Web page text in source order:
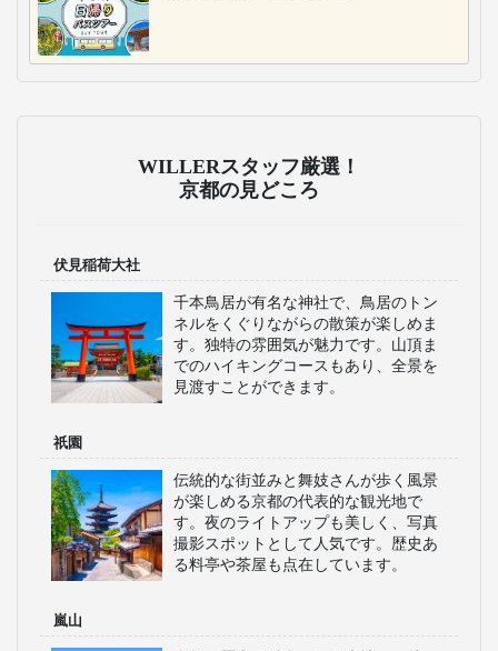
WILLERスタッフ厳選！
京都の見どころ
伏見稲荷大社
千本鳥居が有名な神社で、鳥居のトン
ネルをくぐりながらの散策が楽しめま
す。独特の雰囲気が魅力です。山頂ま
でのハイキングコースもあり、全景を
見渡すことができます。
祇園
伝統的な街並みと舞妓さんが歩く風景
が楽しめる京都の代表的な観光地で
す。夜のライトアップも美しく、写真
撮影スポットとして人気です。歴史あ
る料亭や茶屋も点在しています。
嵐山